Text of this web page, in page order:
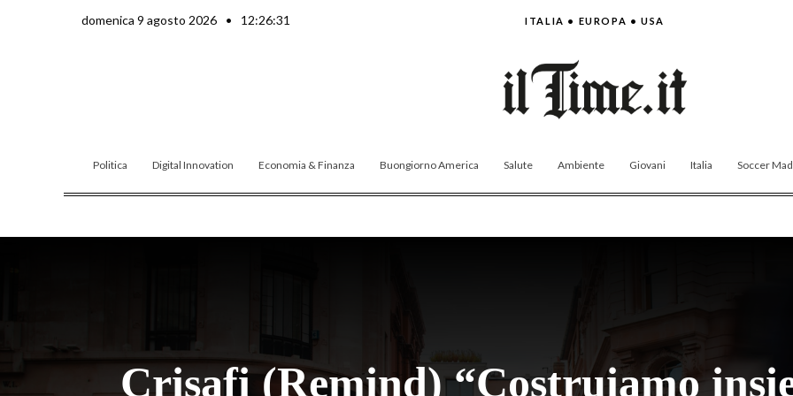
domenica 9 agosto 2026 • 12:26:32 ITALIA • EUROPA • USA
Politica Digital Innovation Economia & Finanza Buongiorno America Salute Ambiente Giovani Italia Soccer
Crisafi (Remind) “Costruiamo